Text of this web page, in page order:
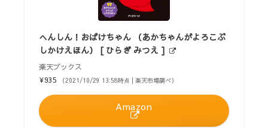
へんしん！おばけちゃん （あかちゃんがよろこぶ
しかけえほん） [ ひらぎ みつえ ]
楽天ブックス
¥935
（2021/10/29 13:58時点 | 楽天市場調べ）
Amazon